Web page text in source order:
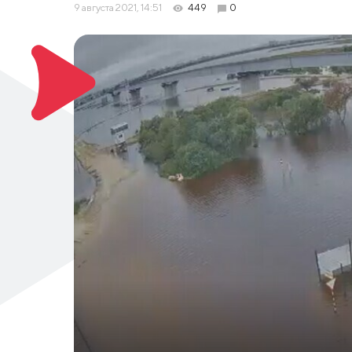
9 августа 2021, 14:51 449 0